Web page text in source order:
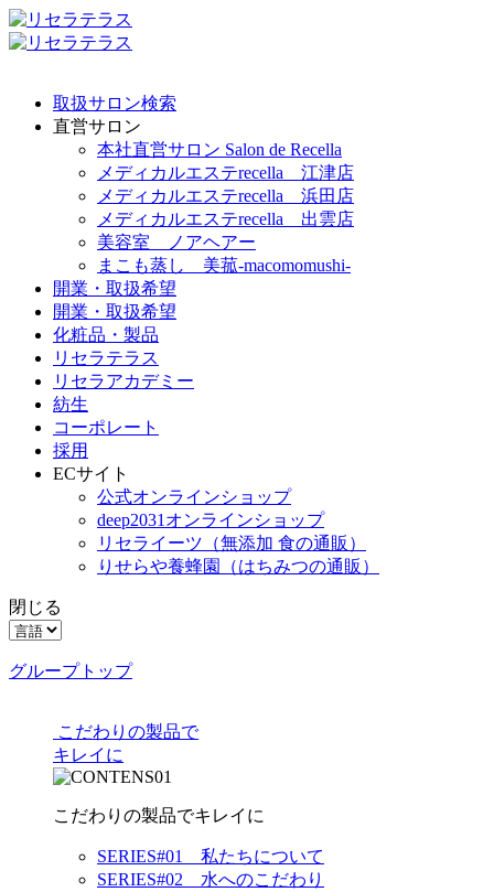
取扱サロン検索
直営サロン
本社直営サロン Salon de Recella
メディカルエステrecella 江津店
メディカルエステrecella 浜田店
メディカルエステrecella 出雲店
美容室 ノアヘアー
まこも蒸し 美菰-macomomushi-
開業・取扱希望
開業・取扱希望
化粧品・製品
リセラテラス
リセラアカデミー
紡生
コーポレート
採用
ECサイト
公式オンラインショップ
deep2031オンラインショップ
リセライーツ （無添加 食の通販）
りせらや養蜂園
（はちみつの通販）
閉じる
グループトップ
こだわりの製品で
キレイに
こだわりの製品でキレイに
SERIES#01 私たちについて
SERIES#02 水へのこだわり